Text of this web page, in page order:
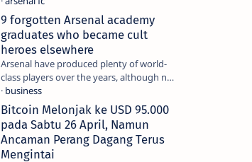
9 forgotten Arsenal academy
graduates who became cult
heroes elsewhere
Arsenal have produced plenty of world-
class players over the years, although not
all of them make the grade at the
Emirates. For every Tony Ada…
Bitcoin Melonjak ke USD 95.000
pada Sabtu 26 April, Namun
Ancaman Perang Dagang Terus
Mengintai